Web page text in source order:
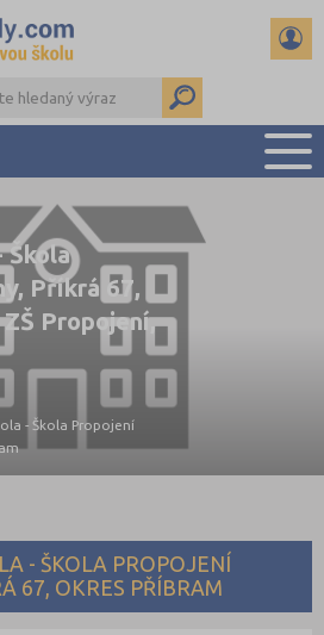
PŘEHLED ŠKOL
PŘIJÍMAČKY NA SŠ
RADY A ČLÁNKY
ČTENÁŘSKÝ DENÍK
DALŠÍ DRUHY ŠKOL
Škola
Příkrá 67,
ZŠ Propojení,
- Škola Propojení
- ŠKOLA PROPOJENÍ
67, OKRES PŘÍBRAM